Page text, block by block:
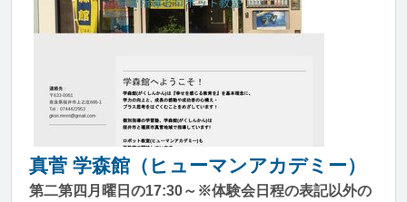
真菅 学森館（ヒューマンアカデミー）
第二第四月曜日の17:30～※体験会日程の表記以外の